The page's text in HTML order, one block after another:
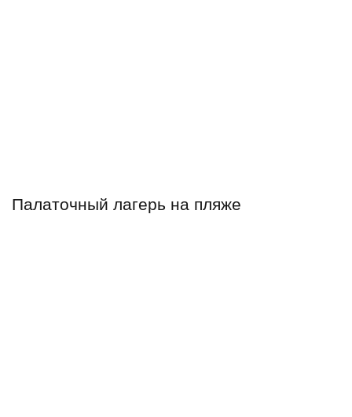
Палаточный лагерь на пляже